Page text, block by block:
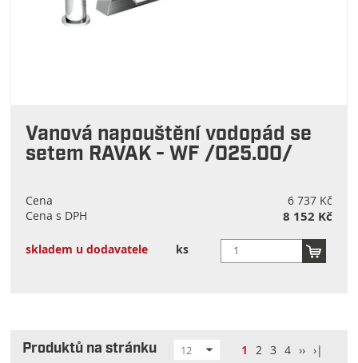
Vanová napouštění vodopád se
setem RAVAK - WF /025.00/
Cena
6 737 Kč
Cena s DPH
8 152 Kč
skladem u dodavatele ks
Produktů na stránku 12 1 2 3 4 ›› ›|